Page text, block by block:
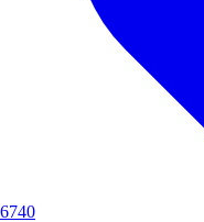
6740